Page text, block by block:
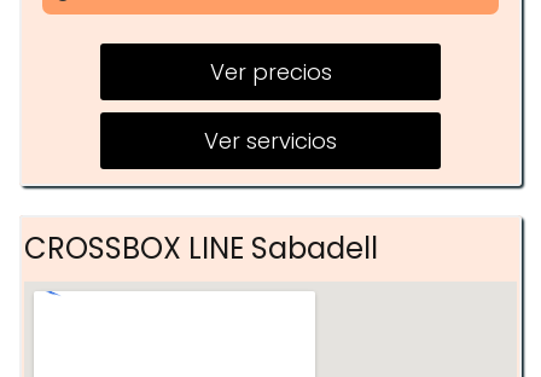
Cross-training
Entrenamiento personal
Clases de movilidad
Ver precios
Ver servicios
CROSSBOX LINE Sabadell